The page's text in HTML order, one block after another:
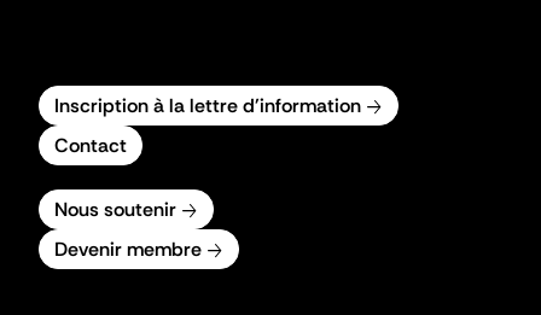
Inscription à la lettre d'information
Contact
Nous soutenir
Devenir membre